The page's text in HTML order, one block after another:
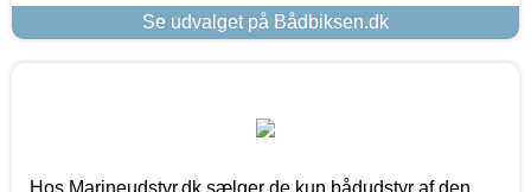
Se udvalget på Bådbiksen.dk
Hos Marineudstyr.dk sælger de kun bådudstyr af den